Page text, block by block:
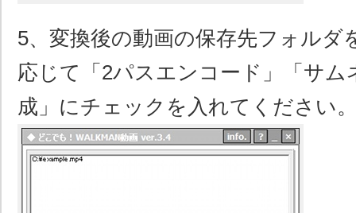
5、変換後の動画の保存先フォルダ
応じて「2パスエンコード」「サム
成」にチェックを入れてください